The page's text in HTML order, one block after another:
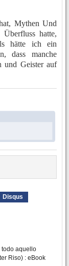
Mythen Und
hatte,
hätte ich ein
dass manche
und Geister auf
Disqus
todo aquello
Riso) : eBook